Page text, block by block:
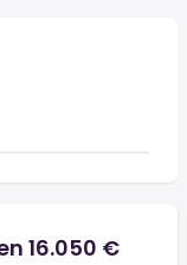
16.050 €